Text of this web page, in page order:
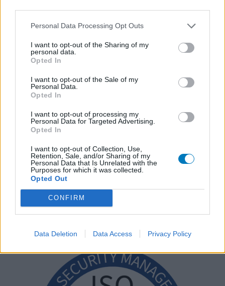
Personal Data Processing Opt Outs
I want to opt-out of the Sharing of my
personal data.
Opted In
I want to opt-out of the Sale of my
Personal Data.
Opted In
I want to opt-out of processing my
Personal Data for Targeted Advertising.
Opted In
I want to opt-out of Collection, Use,
Retention, Sale, and/or Sharing of my
Personal Data that Is Unrelated with the
Purposes for which it was collected.
Opted Out
CONFIRM
Data Deletion Data Access Privacy Policy